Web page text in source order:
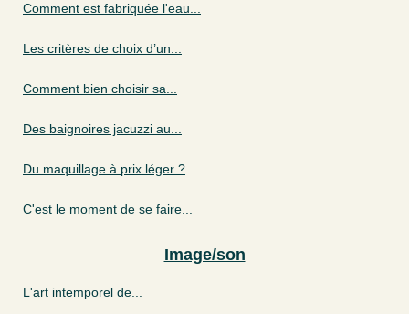
Comment est fabriquée l'eau...
Les critères de choix d’un...
Comment bien choisir sa...
Des baignoires jacuzzi au...
Du maquillage à prix léger ?
C'est le moment de se faire...
Image/son
L'art intemporel de...